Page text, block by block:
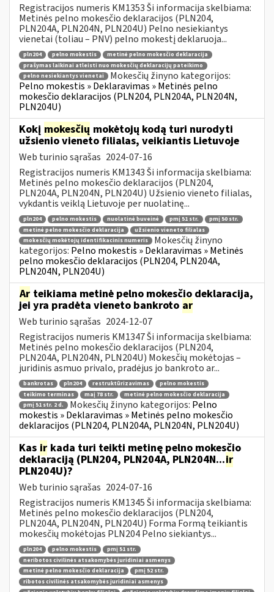
Registracijos numeris KM1353 Ši informacija skelbiama:
Metinės pelno mokesčio deklaracijos (PLN204,
PLN204A, PLN204N, PLN204U) Pelno nesiekiantys
vienetai (toliau – PNV) pelno mokestį deklaruoja...
pln204 pelno mokestis
metinė pelno mokesčio deklaracija
prašymas laikinai atleisti nuo mokesčių deklaracijų pateikimo
pelno nesiekiantys vienetai
Mokesčių žinyno kategorijos:
Pelno mokestis » Deklaravimas » Metinės pelno
mokesčio deklaracijos (PLN204, PLN204A, PLN204N,
PLN204U)
Kokį mokesčių mokėtojų kodą turi nurodyti
užsienio vieneto filialas, veikiantis Lietuvoje
Web turinio sąrašas 2024-07-16
Registracijos numeris KM1343 Ši informacija skelbiama:
Metinės pelno mokesčio deklaracijos (PLN204,
PLN204A, PLN204N, PLN204U) Užsienio vieneto filialas,
vykdantis veiklą Lietuvoje per nuolatinę...
pln204 pelno mokestis nuolatinė buveinė pmį 51 str.
pmį 50 str.
metinė pelno mokesčio deklaracija
užsienio vieneto filialas
mokesčių mokėtojų identifikacinis numeris
Mokesčių žinyno
kategorijos: Pelno mokestis » Deklaravimas » Metinės
pelno mokesčio deklaracijos (PLN204, PLN204A,
PLN204N, PLN204U)
Ar teikiama metinė pelno mokesčio deklaracija,
jei yra pradėta vieneto bankroto ar
Web turinio sąrašas 2024-12-07
Registracijos numeris KM1347 Ši informacija skelbiama:
Metinės pelno mokesčio deklaracijos (PLN204,
PLN204A, PLN204N, PLN204U) Mokesčių mokėtojas –
juridinis asmuo privalo, pradėjus jo bankroto ar...
bankrotas pln204 restruktūrizavimas
pelno mokestis
teikimo terminas
maį 78 str.
metinė pelno mokesčio deklaracija
pmį 51 str. 2 d.
Mokesčių žinyno kategorijos: Pelno
mokestis » Deklaravimas » Metinės pelno mokesčio
deklaracijos (PLN204, PLN204A, PLN204N, PLN204U)
Kas ir kada turi teikti metinę pelno mokesčio
deklaraciją (PLN204, PLN204A, PLN204N...ir
PLN204U)?
Web turinio sąrašas 2024-07-16
Registracijos numeris KM1345 Ši informacija skelbiama:
Metinės pelno mokesčio deklaracijos (PLN204,
PLN204A, PLN204N, PLN204U) Forma Formą teikiantis
mokesčių mokėtojas PLN204 Pelno siekiantys...
pln204 pelno mokestis
pmį 51 str.
neribotos civilinės atsakomybės juridiniai asmenys
metinė pelno mokesčio deklaracija
pmį 52 str.
ribotos civilinės atsakomybės juridiniai asmenys